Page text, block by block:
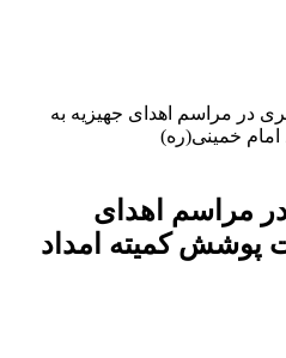
در مراسم اهدای جهیزیه به
خمینی(ره)
مراسم اهدای
پوشش کمیته امداد